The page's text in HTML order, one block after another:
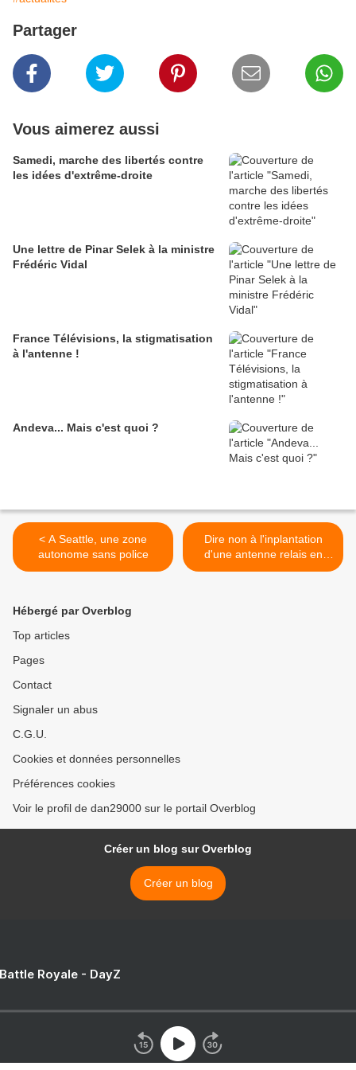
Partager
Vous aimerez aussi
Samedi, marche des libertés contre
les idées d'extrême-droite
Une lettre de Pinar Selek à la ministre
Frédéric Vidal
France Télévisions, la stigmatisation
à l'antenne !
Andeva... Mais c'est quoi ?
< A Seattle, une zone
autonome sans police
Dire non à l'inplantation
d'une antenne relais en
zone Natura 2000 (Larzac)
Hébergé par Overblog
Top articles
Pages
Contact
Signaler un abus
C.G.U.
Cookies et données personnelles
Préférences cookies
Voir le profil de dan29000 sur le portail Overblog
Créer un blog sur Overblog
Créer un blog
Royale - DayZ